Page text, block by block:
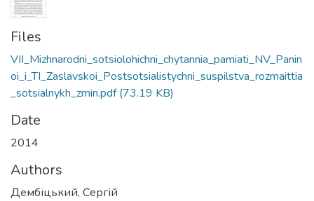
Files
VII_Mizhnarodni_sotsiolohichni_chytannia_pamiati_NV_Panin
oi_i_TI_Zaslavskoi_Postsotsialistychni_suspilstva_rozmaittia
_sotsialnykh_zmin.pdf(73.19 KB)
Date
2014
Authors
Дембіцький, Сергій